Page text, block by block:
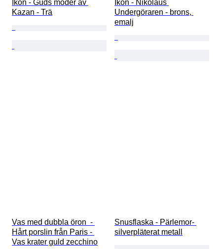
Ikon - Guds moder av
Kazan - Trä
Ikon - Nikolaus
Undergöraren - brons,
emalj
Vas med dubbla öron  -
Hårt porslin från Paris -
Vas krater guld zecchino
Snusflaska - Pärlemor-
silverpläterat metall